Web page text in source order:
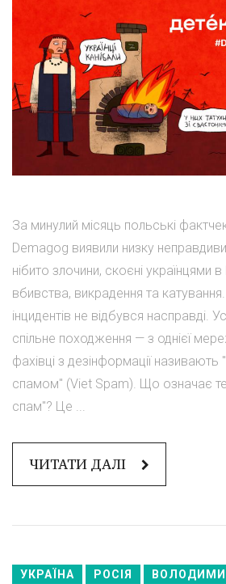
За минулий місяць польські
Demagog виявили низку
нібито злочини, скоєні українцями
вбивства, викрадення та
інцидентів не відбувся насправді.
спільне походження — з однієї
фахівці з дезінформації
спамом" (Viet Spam). Що означає
спам"? Це ...
ЧИТАТИ ДАЛІ
УКРАЇНА РОСІЯ